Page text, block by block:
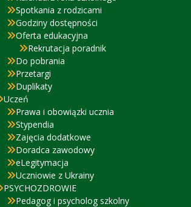
Spotkania z rodzicami
Godziny dostępności
Oferta edukacyjna
Rekrutacja poradnik
Do pobrania
Przetargi
Duplikaty
Uczeń
Prawa i obowiązki ucznia
Stypendia
Zajęcia dodatkowe
Doradca zawodowy
eLegitymacja
Uczniowie z Ukrainy
PSYCHOZDROWIE
Pedagog i psycholog szkolny